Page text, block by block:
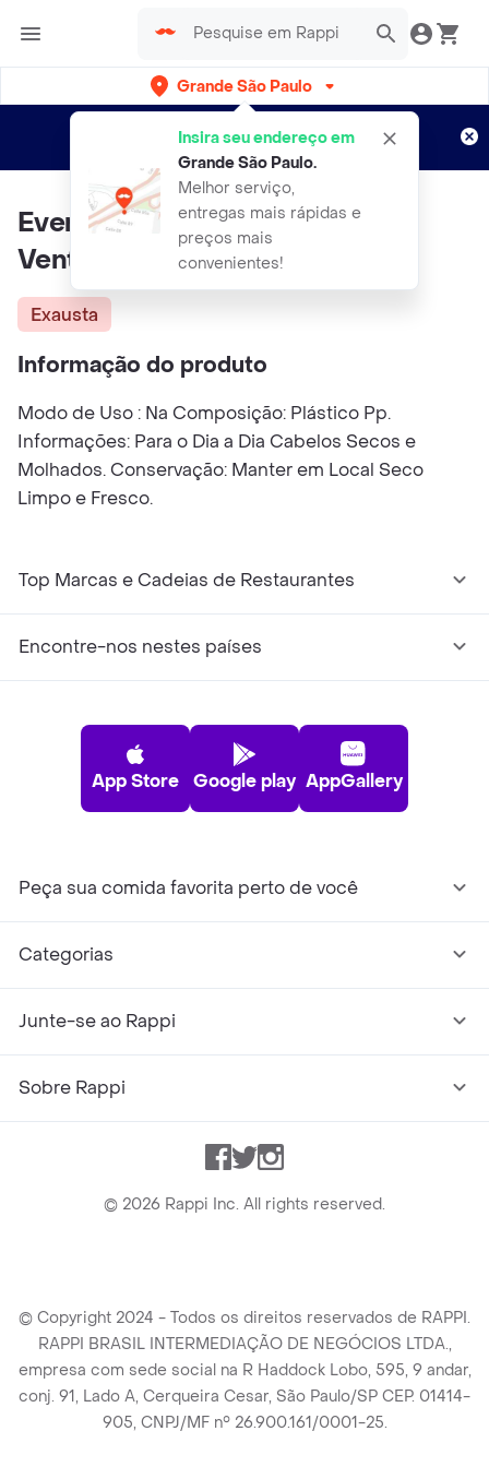
Grande São Paulo
Insira seu endereço em
Grande São Paulo.
Melhor serviço,
entregas mais rápidas e
preços mais
convenientes!
Entregas grátis por 15 dias!
Aplicam T&C
Ever You Escova Para Cabelo
Ventilada
Exausta
Informação do produto
Modo de Uso : Na Composição: Plástico Pp.
Informações: Para o Dia a Dia Cabelos Secos e
Molhados. Conservação: Manter em Local Seco
Limpo e Fresco.
Top Marcas e Cadeias de Restaurantes
Encontre-nos nestes países
App Store Google play AppGallery
Peça sua comida favorita perto de você
Categorias
Junte-se ao Rappi
Sobre Rappi
Facebook
TwitterInstagram
© 2026 Rappi Inc. All rights reserved.
© Copyright 2024 - Todos os direitos reservados de RAPPI.
RAPPI BRASIL INTERMEDIAÇÃO DE NEGÓCIOS LTDA.,
empresa com sede social na R Haddock Lobo, 595, 9 andar,
conj. 91, Lado A, Cerqueira Cesar, São Paulo/SP CEP. 01414-
905, CNPJ/MF n° 26.900.161/0001-25.